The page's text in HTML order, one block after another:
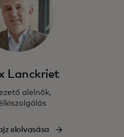
Lanckriet
alelnök,
elolvasása